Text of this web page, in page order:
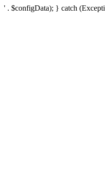
' . $configData); } catch